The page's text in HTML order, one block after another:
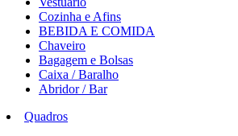
Cozinha e Afins
BEBIDA E COMIDA
Chaveiro
Bagagem e Bolsas
Caixa / Baralho
Abridor / Bar
Quadros